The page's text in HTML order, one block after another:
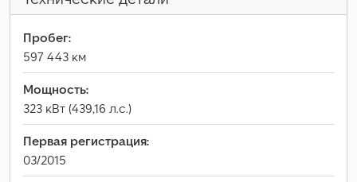
Пробег:
597 443 км
Мощность:
323 кВт (439,16 л.с.)
Первая регистрация:
03/2015